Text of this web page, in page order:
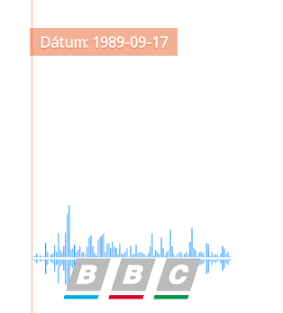
Dátum: 1989-09-17